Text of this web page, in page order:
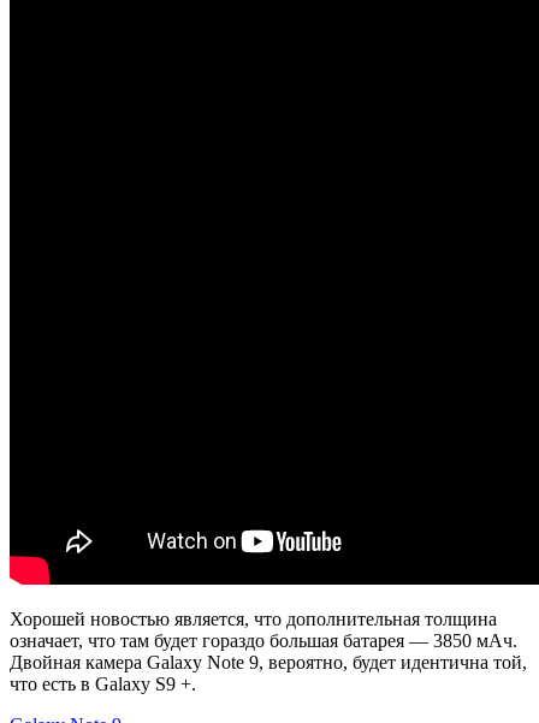
Хорошей новостью является, что дополнительная толщина
означает, что там будет гораздо большая батарея — 3850 мАч.
Двойная камера Galaxy Note 9, вероятно, будет идентична той,
что есть в Galaxy S9 +.